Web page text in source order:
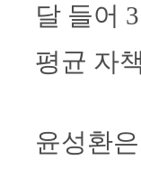
달 들어
평균 자
윤성환